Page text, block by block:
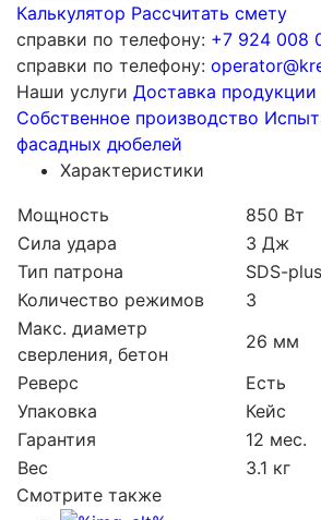
Калькулятор Рассчитать смету
справки по телефону: +7 924 008
справки по телефону:
Наши услуги Доставка продукции
Собственное производство
фасадных дюбелей
Характеристики
Мощность
850 Вт
Сила удара
3 Дж
Тип патрона
SDS-plus
Количество режимов
3
Макс. диаметр
сверления, бетон
26 мм
Реверс
Есть
Упаковка
Кейс
Гарантия
12 мес.
Вес
3.1 кг
Смотрите также